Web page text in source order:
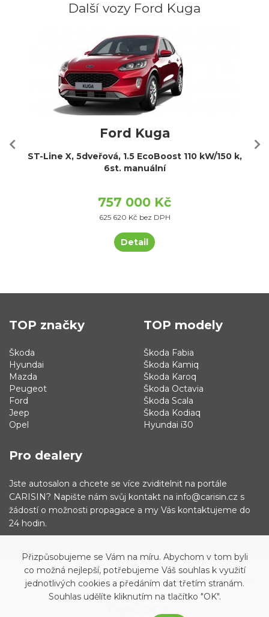
Další vozy Ford Kuga
Ford Kuga
ST-Line X, 5dveřová, 1.5 EcoBoost 110 kW/150 k,
6st. manuální
757 000 Kč
625 620 Kč bez DPH
Detail
TOP značky
Škoda
Hyundai
Mazda
Peugeot
Ford
Jeep
Opel
TOP modely
Škoda Fabia
Škoda Kamiq
Škoda Karoq
Škoda Octavia
Škoda Scala
Škoda Kodiaq
Hyundai i30
Pro dealery
Jste autosalon a chcete se více zviditelnit na portále
CARISIN? Napište nám svůj kontakt na info@carisin.cz s
žádostí o možnosti propagace a my Vás kontaktujeme do
24 hodin.
© 2019 - 2021 Carisin.cz Archiv vozů Facebook
Přizpůsobujeme se Vám na míru. Abychom v tom byli
co možná nejlepší, potřebujeme Váš souhlas k využití
jednotlivých cookies a předáním dat třetím stranám.
Souhlas udělíte kliknutím na tlačítko "OK".